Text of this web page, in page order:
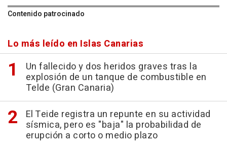
Contenido patrocinado
Lo más leído en Islas Canarias
Un fallecido y dos heridos graves tras la
explosión de un tanque de combustible en
Telde (Gran Canaria)
El Teide registra un repunte en su actividad
sísmica, pero es "baja" la probabilidad de
erupción a corto o medio plazo